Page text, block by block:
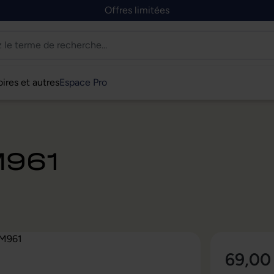
Offres limitées
et autresEspace Pro